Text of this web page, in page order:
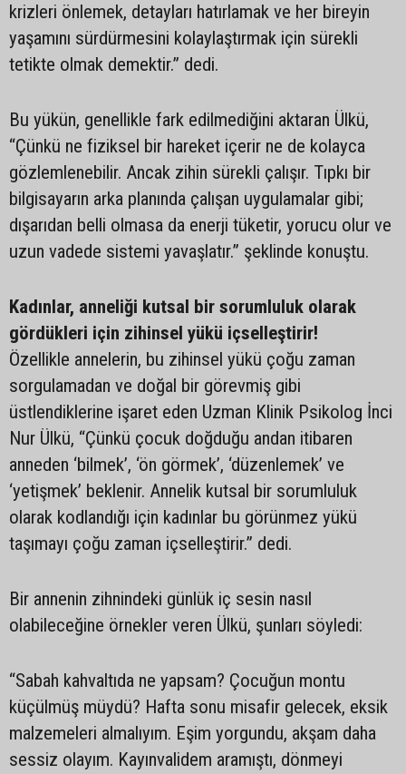
krizleri önlemek, detayları hatırlamak ve her bireyin
yaşamını sürdürmesini kolaylaştırmak için sürekli
tetikte olmak demektir.” dedi.
Bu yükün, genellikle fark edilmediğini aktaran Ülkü,
“Çünkü ne fiziksel bir hareket içerir ne de kolayca
gözlemlenebilir. Ancak zihin sürekli çalışır. Tıpkı bir
bilgisayarın arka planında çalışan uygulamalar gibi;
dışarıdan belli olmasa da enerji tüketir, yorucu olur ve
uzun vadede sistemi yavaşlatır.” şeklinde konuştu.
Kadınlar, anneliği kutsal bir sorumluluk olarak
gördükleri için zihinsel yükü içselleştirir!
Özellikle annelerin, bu zihinsel yükü çoğu zaman
sorgulamadan ve doğal bir görevmiş gibi
üstlendiklerine işaret eden Uzman Klinik Psikolog İnci
Nur Ülkü, “Çünkü çocuk doğduğu andan itibaren
anneden ‘bilmek’, ‘ön görmek’, ‘düzenlemek’ ve
‘yetişmek’ beklenir. Annelik kutsal bir sorumluluk
olarak kodlandığı için kadınlar bu görünmez yükü
taşımayı çoğu zaman içselleştirir.” dedi.
Bir annenin zihnindeki günlük iç sesin nasıl
olabileceğine örnekler veren Ülkü, şunları söyledi:
“Sabah kahvaltıda ne yapsam? Çocuğun montu
küçülmüş müydü? Hafta sonu misafir gelecek, eksik
malzemeleri almalıyım. Eşim yorgundu, akşam daha
sessiz olayım. Kayınvalidem aramıştı, dönmeyi